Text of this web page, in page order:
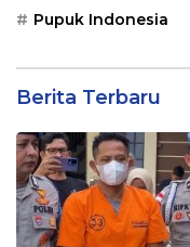
Pupuk Indonesia
Berita Terbaru